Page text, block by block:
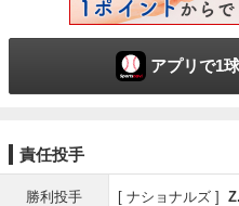
アプリで1
責任投手
勝利投手 ナショナルズ